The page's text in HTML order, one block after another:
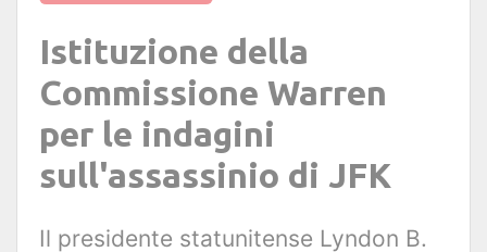
Istituzione della
Commissione Warren
per le indagini
sull'assassinio di JFK
Il presidente statunitense Lyndon B.